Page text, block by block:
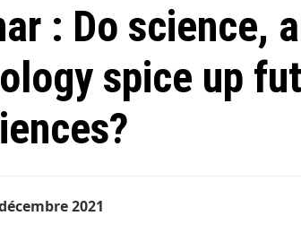
: Do science,
spice up
2021